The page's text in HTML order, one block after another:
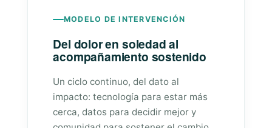
MODELO DE INTERVENCIÓN
Del dolor en soledad al
acompañamiento sostenido
Un ciclo continuo, del dato al
impacto: tecnología para estar más
cerca, datos para decidir mejor y